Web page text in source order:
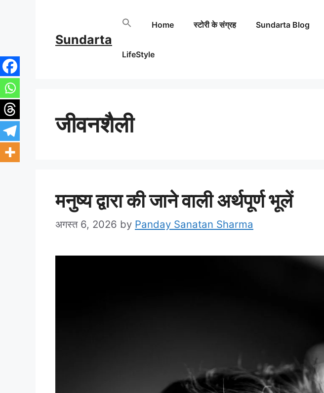
content
Sundarta
Home स्टोरी के संग्रह Sundarta Blog
LifeStyle
जीवनशैली
मनुष्य द्वारा की जाने वाली अर्थपूर्ण भूलें
अगस्त 6, 2026 by Panday Sanatan Sharma